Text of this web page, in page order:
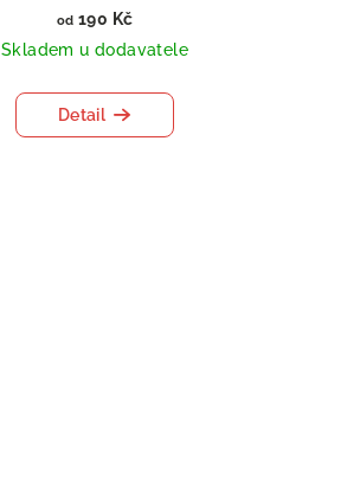
od 190 Kč
Skladem u dodavatele
Detail